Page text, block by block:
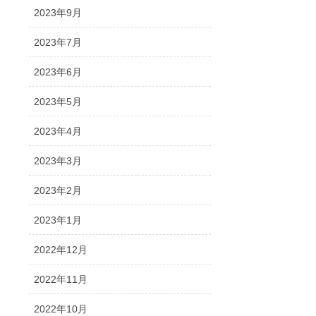
2023年9月
2023年7月
2023年6月
2023年5月
2023年4月
2023年3月
2023年2月
2023年1月
2022年12月
2022年11月
2022年10月